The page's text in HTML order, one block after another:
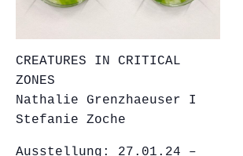
CREATURES IN CRITICAL
ZONES
Nathalie Grenzhaeuser I
Stefanie Zoche
Ausstellung: 27.01.24 –